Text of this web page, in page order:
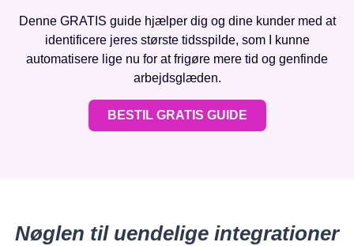
Denne GRATIS guide hjælper dig og dine kunder med at
identificere jeres største tidsspilde, som I kunne
automatisere lige nu for at frigøre mere tid og genfinde
arbejdsglæden.
BESTIL GRATIS GUIDE
Nøglen til uendelige integrationer